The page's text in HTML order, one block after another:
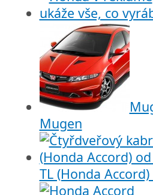
Mugen
TL (Honda Accord)